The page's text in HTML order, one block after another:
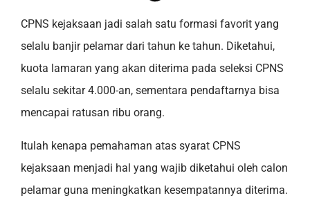
CPNS kejaksaan jadi salah satu formasi favorit yang
selalu banjir pelamar dari tahun ke tahun. Diketahui,
kuota lamaran yang akan diterima pada seleksi CPNS
selalu sekitar 4.000-an, sementara pendaftarnya bisa
mencapai ratusan ribu orang.
Itulah kenapa pemahaman atas syarat CPNS
kejaksaan menjadi hal yang wajib diketahui oleh calon
pelamar guna meningkatkan kesempatannya diterima.